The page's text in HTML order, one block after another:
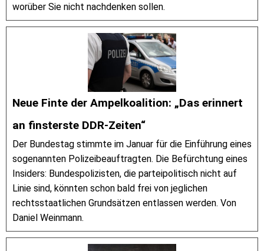
worüber Sie nicht nachdenken sollen.
Neue Finte der Ampelkoalition: „Das erinnert
an finsterste DDR-Zeiten“
Der Bundestag stimmte im Januar für die Einführung eines
sogenannten Polizeibeauftragten. Die Befürchtung eines
Insiders: Bundespolizisten, die parteipolitisch nicht auf
Linie sind, könnten schon bald frei von jeglichen
rechtsstaatlichen Grundsätzen entlassen werden. Von
Daniel Weinmann.